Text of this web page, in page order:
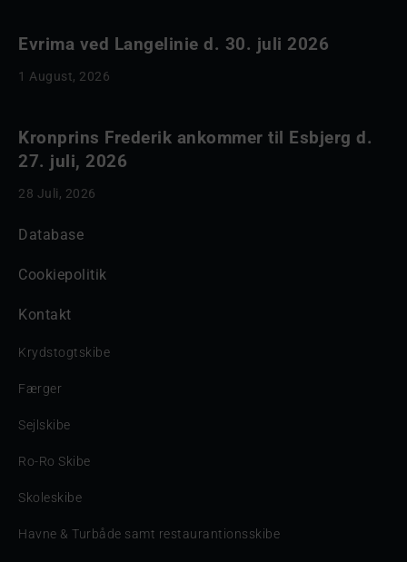
Evrima ved Langelinie d. 30. juli 2026
1 August, 2026
Kronprins Frederik ankommer til Esbjerg d.
27. juli, 2026
28 Juli, 2026
Database
Cookiepolitik
Kontakt
Krydstogtskibe
Færger
Sejlskibe
Ro-Ro Skibe
Skoleskibe
Havne & Turbåde samt restaurantionsskibe